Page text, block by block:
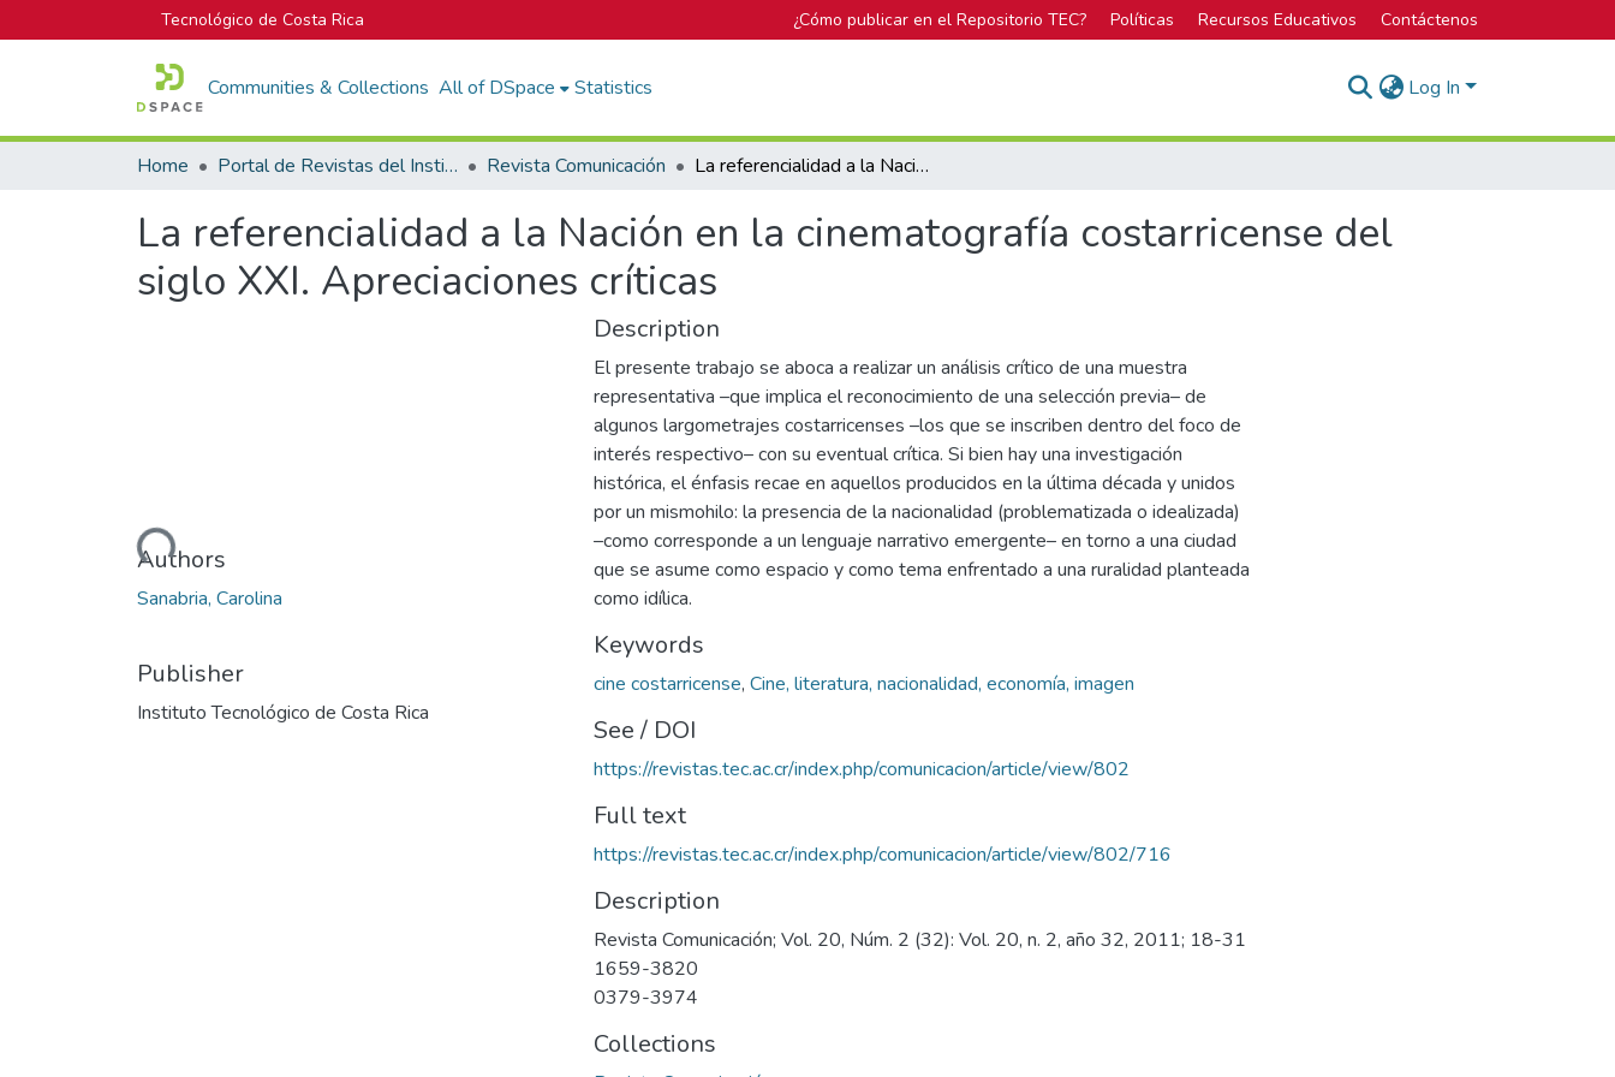
Tecnológico de Costa Rica ¿Cómo publicar en el Repositorio TEC? Políticas Recursos Educativos Contáctenos
Communities & Collections All of DSpace Statistics Log In
Home Portal de Revistas del Instituto Tecnológico de Costa Rica Revista Comunicación La referencialidad a la Nación en la cinematografía costarricense del siglo XXI. Apreciaciones críticas
La referencialidad a la Nación en la cinematografía costarricense del
siglo XXI. Apreciaciones críticas
Loading...
Authors
Sanabria, Carolina
Publisher
Instituto Tecnológico de Costa Rica
Description
El presente trabajo se aboca a realizar un análisis crítico de una muestra
representativa –que implica el reconocimiento de una selección previa– de
algunos largometrajes costarricenses –los que se inscriben dentro del foco de
interés respectivo– con su eventual crítica. Si bien hay una investigación
histórica, el énfasis recae en aquellos producidos en la última década y unidos
por un mismohilo: la presencia de la nacionalidad (problematizada o idealizada)
–como corresponde a un lenguaje narrativo emergente– en torno a una ciudad
que se asume como espacio y como tema enfrentado a una ruralidad planteada
como idílica.
Keywords
cine costarricense, Cine, literatura, nacionalidad, economía, imagen
See / DOI
https://revistas.tec.ac.cr/index.php/comunicacion/article/view/802
Full text
https://revistas.tec.ac.cr/index.php/comunicacion/article/view/802/716
Description
Revista Comunicación; Vol. 20, Núm. 2 (32): Vol. 20, n. 2, año 32, 2011; 18-31
1659-3820
0379-3974
Collections